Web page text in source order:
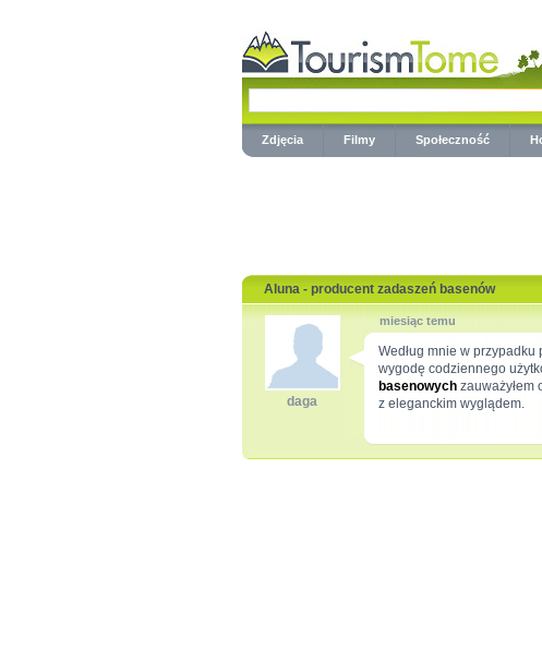
Zdjęcia Filmy Społeczność
Aluna - producent zadaszeń basenów
daga
miesiąc temu
Według mnie w
wygodę codziennego
basenowych zauważyłem
z eleganckim wyglądem.